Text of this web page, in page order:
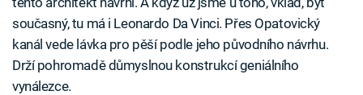
současný, tu má i Leonardo Da Vinci. Přes Opatovický
kanál vede lávka pro pěší podle jeho původního návrhu.
Drží pohromadě důmyslnou konstrukcí geniálního
vynálezce.